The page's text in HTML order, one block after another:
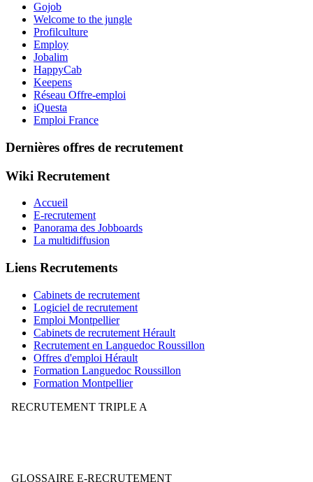
Gojob
Welcome to the jungle
Profilculture
Employ
Jobalim
HappyCab
Keepens
Réseau Offre-emploi
iQuesta
Emploi France
Dernières offres de recrutement
Wiki Recrutement
Accueil
E-recrutement
Panorama des Jobboards
La multidiffusion
Liens Recrutements
Cabinets de recrutement
Logiciel de recrutement
Emploi Montpellier
Cabinets de recrutement Hérault
Recrutement en Languedoc Roussillon
Offres d'emploi Hérault
Formation Languedoc Roussillon
Formation Montpellier
RECRUTEMENT TRIPLE A
GLOSSAIRE E-RECRUTEMENT